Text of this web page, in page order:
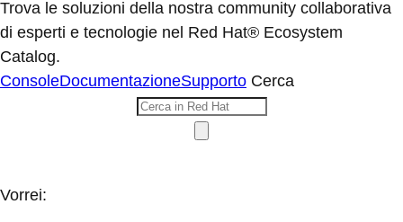
Trova le soluzioni della nostra community collaborativa
di esperti e tecnologie nel Red Hat® Ecosystem
Catalog.
ConsoleDocumentazioneSupporto Cerca
Vorrei: